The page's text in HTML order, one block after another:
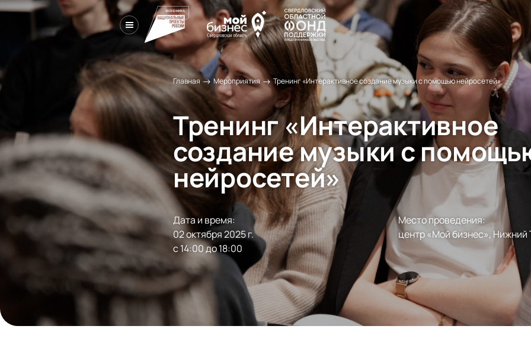
Главная →Мероприятия→Тренинг «Интерактивное создание музыки с помощью нейросетей»
Тренинг «Интерактивное
создание музыки с
нейросетей»
Дата и время:
02 октября 2025 г.
с 14:00 до 18:00
Место проведения:
центр «Мой бизнес», Нижний